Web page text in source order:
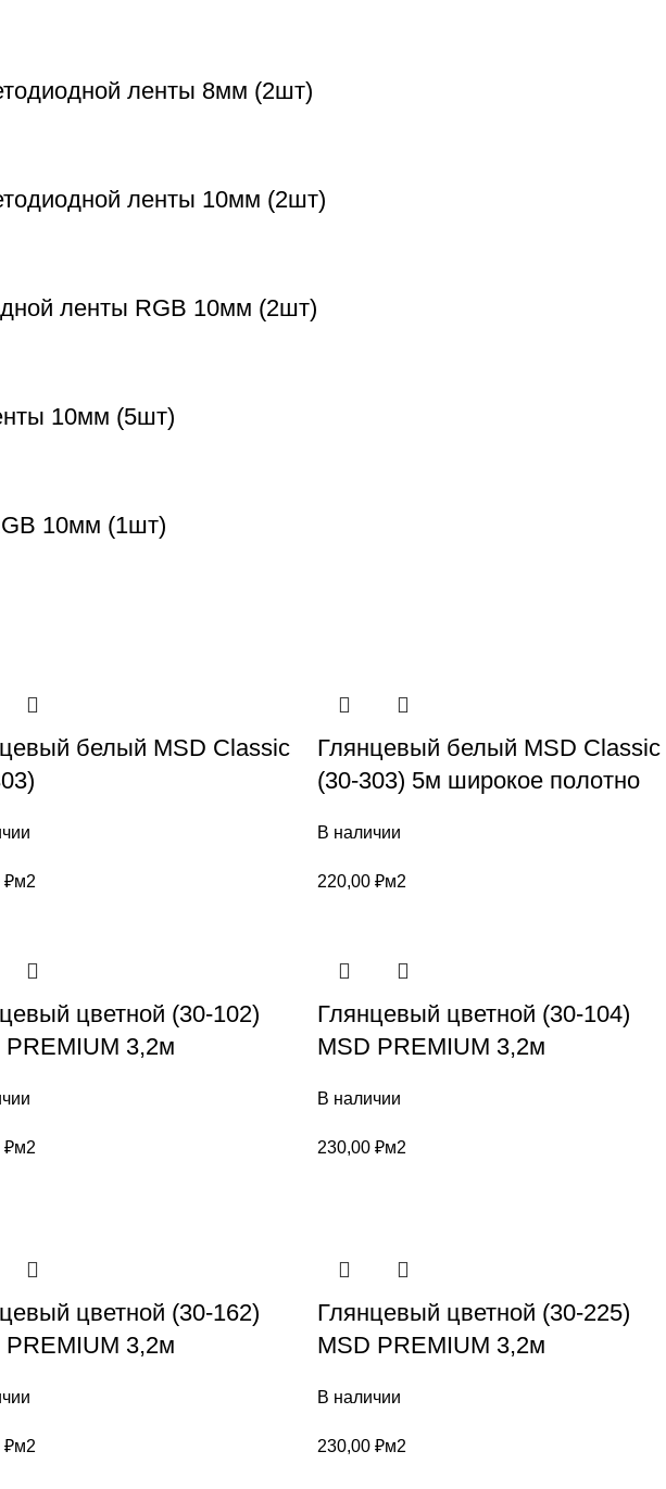
ленты 8мм (2шт)
ленты 10мм (2шт)
ленты RGB 10мм (2шт)
10мм (5шт)
10мм (1шт)
белый MSD Classic
₽м2
Глянцевый белый MSD Classic
(30-303) 5м широкое полотно
В наличии
220,00 ₽м2
цветной (30-102)
PREMIUM 3,2м
₽м2
Глянцевый цветной (30-104)
MSD PREMIUM 3,2м
В наличии
230,00 ₽м2
цветной (30-162)
PREMIUM 3,2м
₽м2
Глянцевый цветной (30-225)
MSD PREMIUM 3,2м
В наличии
230,00 ₽м2